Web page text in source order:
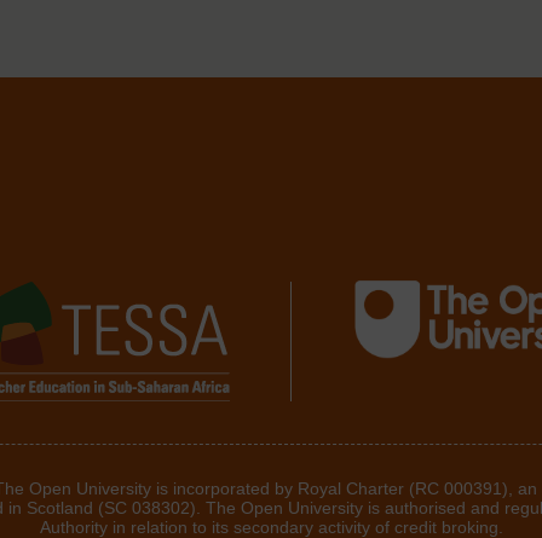
Open University is incorporated by Royal Charter (RC 000391),
in Scotland (SC 038302). The Open University is authorised and
Authority in relation to its secondary activity of credit broking.